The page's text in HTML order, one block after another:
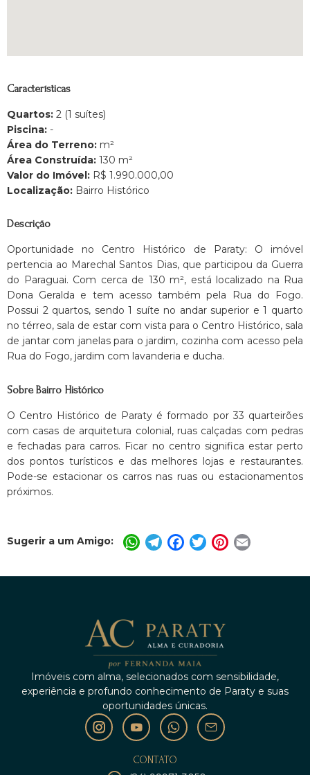
Características
Quartos: 2 (1 suítes)
Piscina: -
Área do Terreno: m²
Área Construída: 130 m²
Valor do Imóvel: R$ 1.990.000,00
Localização: Bairro Histórico
Descrição
Oportunidade no Centro Histórico de Paraty: O imóvel
pertencia ao Marechal Santos Dias, que participou da Guerra
do Paraguai. Com cerca de 130 m², está localizado na Rua
Dona Geralda e tem acesso também pela Rua do Fogo.
Possui 2 quartos, sendo 1 suíte no andar superior e 1 quarto
no térreo, sala de estar com vista para o Centro Histórico, sala
de jantar com janelas para o jardim, cozinha com acesso pela
Rua do Fogo, jardim com lavanderia e ducha.
Sobre Bairro Histórico
O Centro Histórico de Paraty é formado por 33 quarteirões
com casas de arquitetura colonial, ruas calçadas com pedras
e fechadas para carros. Ficar no centro significa estar perto
dos pontos turísticos e das melhores lojas e restaurantes.
Pode-se estacionar os carros nas ruas ou estacionamentos
próximos.
Sugerir a um Amigo: WhatsApp
Telegram
Facebook
TwitterPinterest
Imóveis com alma, selecionados com sensibilidade,
experiência e profundo conhecimento de Paraty e suas
oportunidades únicas.
CONTATO